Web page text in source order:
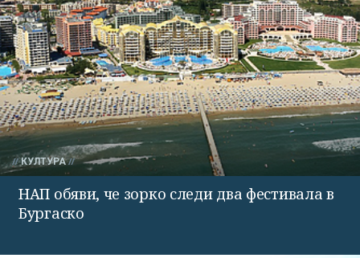
КУЛТУРА
НАП обяви, че зорко следи два фестивала в
Бургаско